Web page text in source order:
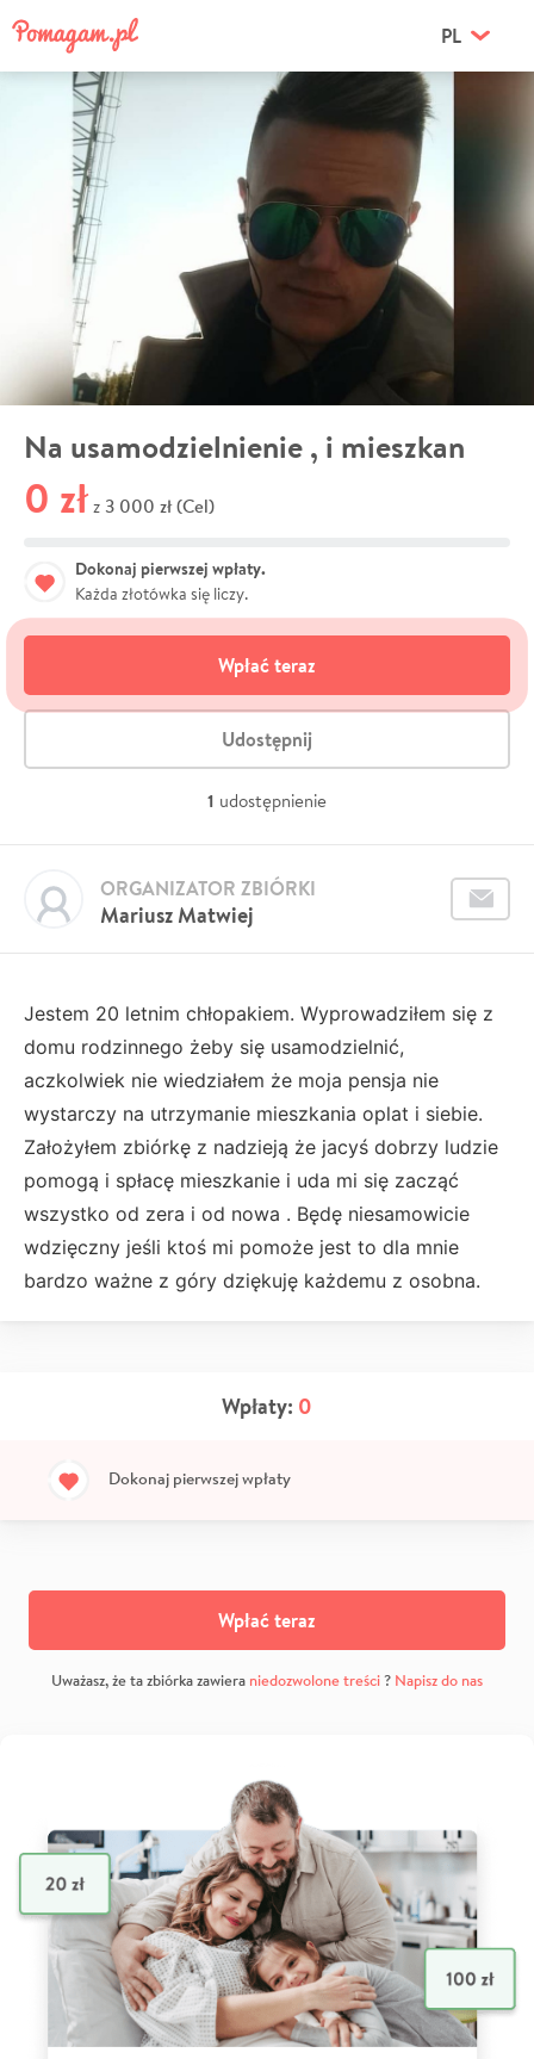
PL
Na usamodzielnienie , i mieszkan
0 zł z 3 000 zł (Cel)
Dokonaj pierwszej wpłaty.
Każda złotówka się liczy.
Wpłać teraz
Udostępnij
1 udostępnienie
Mariusz Matwiej
ORGANIZATOR ZBIÓRKI
Jestem 20 letnim chłopakiem. Wyprowadziłem się z
domu rodzinnego żeby się usamodzielnić,
aczkolwiek nie wiedziałem że moja pensja nie
wystarczy na utrzymanie mieszkania oplat i siebie.
Założyłem zbiórkę z nadzieją że jacyś dobrzy ludzie
pomogą i spłacę mieszkanie i uda mi się zacząć
wszystko od zera i od nowa . Będę niesamowicie
wdzięczny jeśli ktoś mi pomoże jest to dla mnie
bardzo ważne z góry dziękuję każdemu z osobna.
Wpłaty: 0
Dokonaj pierwszej wpłaty
Wpłać teraz
Uważasz, że ta zbiórka zawiera niedozwolone treści? Napisz do nas